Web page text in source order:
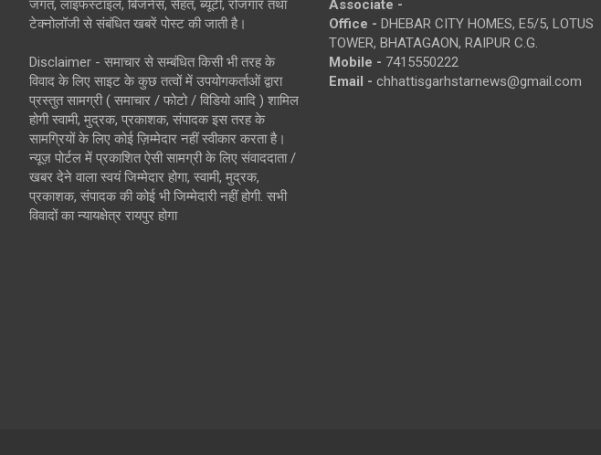
जगत, लाइफस्टाइल, बिजनेस, सेहत, ब्यूटी, रोजगार तथा
टेक्नोलॉजी से संबंधित खबरें पोस्ट की जाती है।
Disclaimer - समाचार से सम्बंधित किसी भी तरह के
विवाद के लिए साइट के कुछ तत्वों में उपयोगकर्ताओं द्वारा
प्रस्तुत सामग्री ( समाचार / फोटो / विडियो आदि ) शामिल
होगी स्वामी, मुद्रक, प्रकाशक, संपादक इस तरह के
सामग्रियों के लिए कोई ज़िम्मेदार नहीं स्वीकार करता है।
न्यूज़ पोर्टल में प्रकाशित ऐसी सामग्री के लिए संवाददाता /
खबर देने वाला स्वयं जिम्मेदार होगा, स्वामी, मुद्रक,
प्रकाशक, संपादक की कोई भी जिम्मेदारी नहीं होगी. सभी
विवादों का न्यायक्षेत्र रायपुर होगा
Associate -
Office - DHEBAR CITY HOMES, E5/5, LOTUS
TOWER, BHATAGAON, RAIPUR C.G.
Mobile - 7415550222
Email - chhattisgarhstarnews@gmail.com